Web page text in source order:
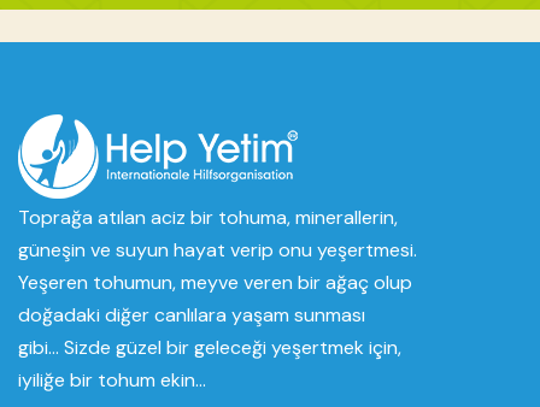
Toprağa atılan aciz bir tohuma, minerallerin,
güneşin ve suyun hayat verip onu yeşertmesi.
Yeşeren tohumun, meyve veren bir ağaç olup
doğadaki diğer canlılara yaşam sunması
gibi... Sizde güzel bir geleceği yeşertmek için,
iyiliğe bir tohum ekin...